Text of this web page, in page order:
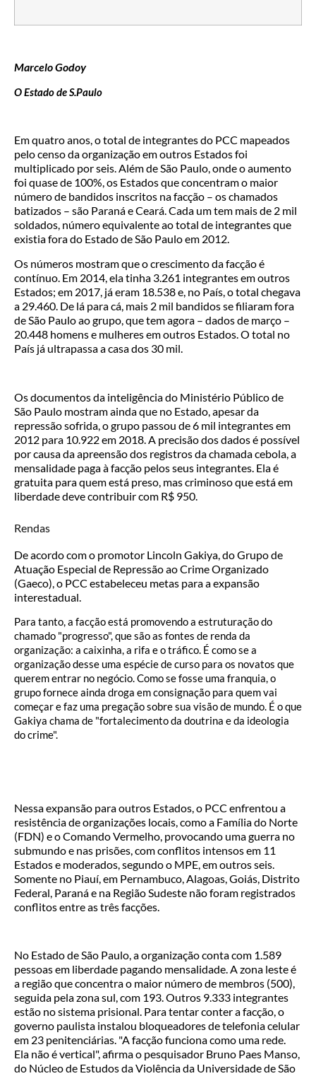
Marcelo Godoy
O Estado de S.Paulo
Em quatro anos, o total de integrantes do PCC mapeados
pelo censo da organização em outros Estados foi
multiplicado por seis. Além de São Paulo, onde o aumento
foi quase de 100%, os Estados que concentram o maior
número de bandidos inscritos na facção – os chamados
batizados – são Paraná e Ceará. Cada um tem mais de 2 mil
soldados, número equivalente ao total de integrantes que
existia fora do Estado de São Paulo em 2012.
Os números mostram que o crescimento da facção é
contínuo. Em 2014, ela tinha 3.261 integrantes em outros
Estados; em 2017, já eram 18.538 e, no País, o total chegava
a 29.460. De lá para cá, mais 2 mil bandidos se filiaram fora
de São Paulo ao grupo, que tem agora – dados de março –
20.448 homens e mulheres em outros Estados. O total no
País já ultrapassa a casa dos 30 mil.
Os documentos da inteligência do Ministério Público de
São Paulo mostram ainda que no Estado, apesar da
repressão sofrida, o grupo passou de 6 mil integrantes em
2012 para 10.922 em 2018. A precisão dos dados é possível
por causa da apreensão dos registros da chamada cebola, a
mensalidade paga à facção pelos seus integrantes. Ela é
gratuita para quem está preso, mas criminoso que está em
liberdade deve contribuir com R$ 950.
Rendas
De acordo com o promotor Lincoln Gakiya, do Grupo de
Atuação Especial de Repressão ao Crime Organizado
(Gaeco), o PCC estabeleceu metas para a expansão
interestadual.
Para tanto, a facção está promovendo a estruturação do
chamado "progresso", que são as fontes de renda da
organização: a caixinha, a rifa e o tráfico. É como se a
organização desse uma espécie de curso para os novatos que
querem entrar no negócio. Como se fosse uma franquia, o
grupo fornece ainda droga em consignação para quem vai
começar e faz uma pregação sobre sua visão de mundo. É o que
Gakiya chama de "fortalecimento da doutrina e da ideologia
do crime".
Nessa expansão para outros Estados, o PCC enfrentou a
resistência de organizações locais, como a Família do Norte
(FDN) e o Comando Vermelho, provocando uma guerra no
submundo e nas prisões, com conflitos intensos em 11
Estados e moderados, segundo o MPE, em outros seis.
Somente no Piauí, em Pernambuco, Alagoas, Goiás, Distrito
Federal, Paraná e na Região Sudeste não foram registrados
conflitos entre as três facções.
No Estado de São Paulo, a organização conta com 1.589
pessoas em liberdade pagando mensalidade. A zona leste é
a região que concentra o maior número de membros (500),
seguida pela zona sul, com 193. Outros 9.333 integrantes
estão no sistema prisional. Para tentar conter a facção, o
governo paulista instalou bloqueadores de telefonia celular
em 23 penitenciárias. "A facção funciona como uma rede.
Ela não é vertical", afirma o pesquisador Bruno Paes Manso,
do Núcleo de Estudos da Violência da Universidade de São